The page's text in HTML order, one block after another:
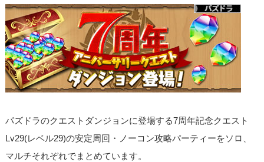
パズドラのクエストダンジョンに登場する7周年記念クエスト
Lv29(レベル29)の安定周回・ノーコン攻略パーティーをソロ、
マルチそれぞれでまとめています。